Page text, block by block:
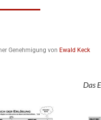
Genehmigung von Ewald Keck
Das